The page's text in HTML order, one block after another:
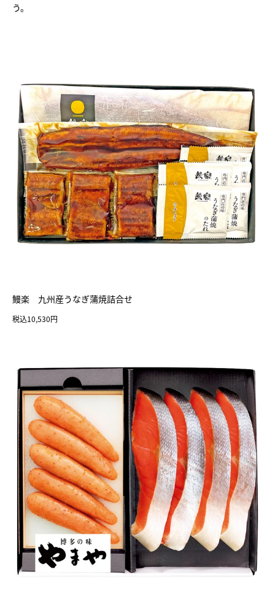
う。
鰻楽 九州産うなぎ蒲焼詰合せ
税込10,530円